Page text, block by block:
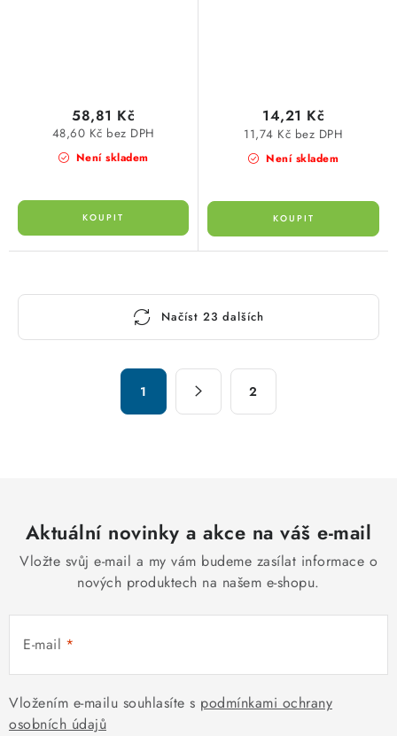
Není skladem
48,60 Kč bez DPH
58,81 Kč
Není skladem
11,74 Kč bez DPH
14,21 Kč
O
v
k
p
i
s
u
Načíst 23 dalších
á
n
1 2
Aktuální novinky a akce na váš e-mail
Vložte svůj e-mail a my vám budeme zasílat informace o
nových produktech na našem e-shopu.
E-mail
Vložením e-mailu souhlasíte s podmínkami ochrany
osobních údajů